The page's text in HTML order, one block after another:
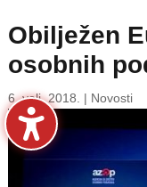
Obilježen
osobnih
6. velj. 2018. | Novosti